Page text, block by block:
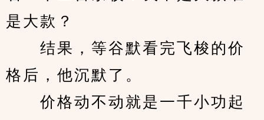
是大款？
结果，等谷默看完飞梭的价
格后，他沉默了。
价格动不动就是一千小功起